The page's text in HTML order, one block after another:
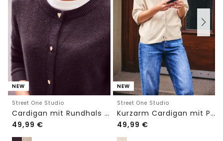
NEW
Street One Studio
Cardigan mit Rundhals und Knöpfen
49,99 €
NEW
Street One Studio
Kurzarm Cardigan mit Polokragen
49,99 €